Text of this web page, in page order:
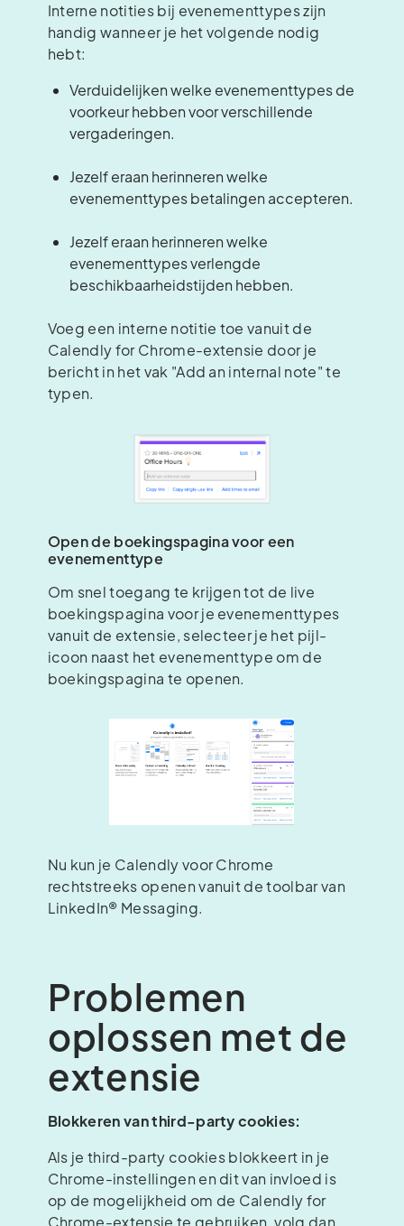
Interne notities bij evenementtypes zijn
handig wanneer je het volgende nodig
hebt:
Verduidelijken welke evenementtypes de
voorkeur hebben voor verschillende
vergaderingen.
Jezelf eraan herinneren welke
evenementtypes betalingen accepteren.
Jezelf eraan herinneren welke
evenementtypes verlengde
beschikbaarheidstijden hebben.
Voeg een interne notitie toe vanuit de
Calendly for Chrome-extensie door je
bericht in het vak "Add an internal note" te
typen.
Open de boekingspagina voor een
evenementtype
Om snel toegang te krijgen tot de live
boekingspagina voor je evenementtypes
vanuit de extensie, selecteer je het pijl-
icoon naast het evenementtype om de
boekingspagina te openen.
Nu kun je Calendly voor Chrome
rechtstreeks openen vanuit de toolbar van
LinkedIn® Messaging.
Problemen
oplossen met de
extensie
Blokkeren van third-party cookies:
Als je third-party cookies blokkeert in je
Chrome-instellingen en dit van invloed is
op de mogelijkheid om de Calendly for